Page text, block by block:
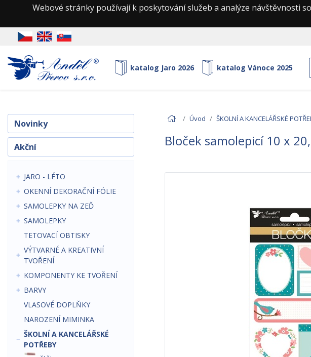
Webové stránky používají k poskytování služeb a analýze návštěvnosti
katalog Jaro 2026 katalog Vánoce 2025
Novinky
Akční
JARO - LÉTO
OKENNÍ DEKORAČNÍ FÓLIE
SAMOLEPKY NA ZEĎ
SAMOLEPKY
TETOVACÍ OBTISKY
VÝTVARNÉ A KREATIVNÍ
TVOŘENÍ
KOMPONENTY KE TVOŘENÍ
BARVY
VLASOVÉ DOPLŇKY
NAROZENÍ MIMINKA
ŠKOLNÍ A KANCELÁŘSKÉ
POTŘEBY
Úvod ŠKOLNÍ A KANCELÁŘSKÉ
Bloček samolepicí 10 x